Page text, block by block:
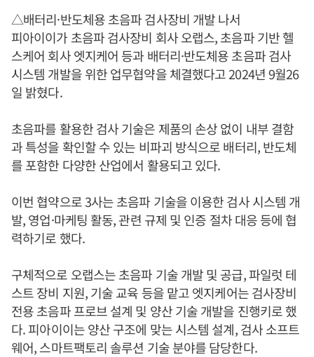
△배터리·반도체용 초음파 검사장비 개발 나서
피아이이가 초음파 검사장비 회사 오랩스, 초음파 기반 헬
스케어 회사 엣지케어 등과 배터리·반도체용 초음파 검사
시스템 개발을 위한 업무협약을 체결했다고 2024년 9월26
일 밝혔다.
초음파를 활용한 검사 기술은 제품의 손상 없이 내부 결함
과 특성을 확인할 수 있는 비파괴 방식으로 배터리, 반도체
를 포함한 다양한 산업에서 활용되고 있다.
이번 협약으로 3사는 초음파 기술을 이용한 검사 시스템 개
발, 영업·마케팅 활동, 관련 규제 및 인증 절차 대응 등에 협
력하기로 했다.
구체적으로 오랩스는 초음파 기술 개발 및 공급, 파일럿 테
스트 장비 지원, 기술 교육 등을 맡고 엣지케어는 검사장비
전용 초음파 프로브 설계 및 양산 기술 개발을 진행키로 했
다. 피아이이는 양산 구조에 맞는 시스템 설계, 검사 소프트
웨어, 스마트팩토리 솔루션 기술 분야를 담당한다.